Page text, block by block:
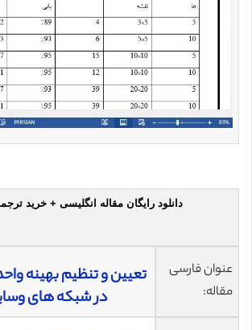
دانلود رایگان مقاله انگلیسی + خرید
عنوان فارسی
مقاله:
تعیین و تنظیم بهینه
در شبکه های